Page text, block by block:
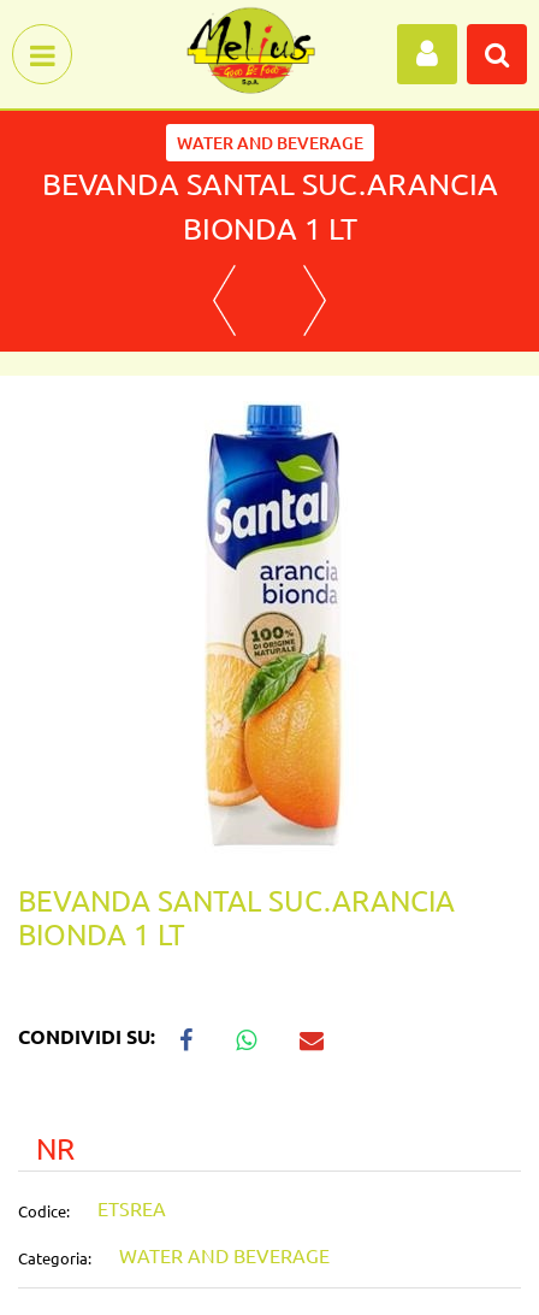
WATER AND BEVERAGE
BEVANDA SANTAL SUC.ARANCIA
BIONDA 1 LT
BEVANDA SANTAL SUC.ARANCIA
BIONDA 1 LT
CONDIVIDI SU:
NR
Codice: ETSREA
Categoria: WATER AND BEVERAGE